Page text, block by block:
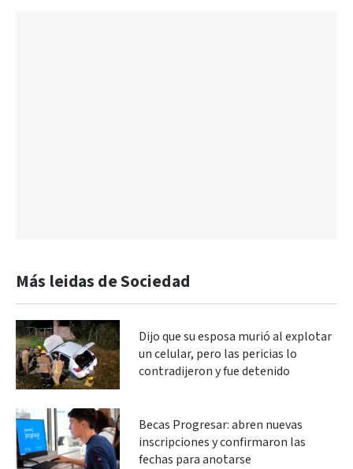
Más leidas de Sociedad
Dijo que su esposa murió al explotar
un celular, pero las pericias lo
contradijeron y fue detenido
Becas Progresar: abren nuevas
inscripciones y confirmaron las
fechas para anotarse